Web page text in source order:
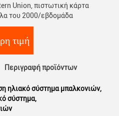
Union, πιστωτική κάρτα
του 2000/εβδομάδα
τιμή
Περιγραφή προϊόντων
ηλιακό σύστημα μπαλκονιών,
σύστημα,